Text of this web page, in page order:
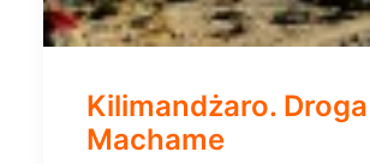
Kilimandżaro. Droga
Machame